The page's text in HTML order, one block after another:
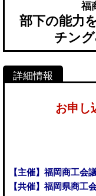
福
部下の能力
チン
お申し
【主催】福岡商工会
【共催】福岡県商工